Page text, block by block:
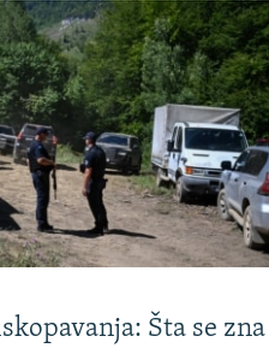
Šta se zna